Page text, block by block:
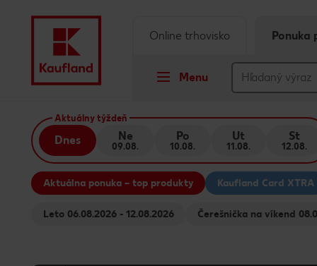
Prejsť na
Hlavný obsah
Päta
Menu
Online trhovisko Ponuka
Aktuálny týždeň
Dnes Ne
09.08.
Po
10.08.
Ut
11.08.
St
12.08.
Aktuálna ponuka – top produkty Kaufland Card XTRA
Leto 06.08.2026 - 12.08.2026